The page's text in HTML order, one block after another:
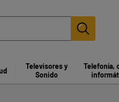
Televisores y
Sonido
Telefonía,